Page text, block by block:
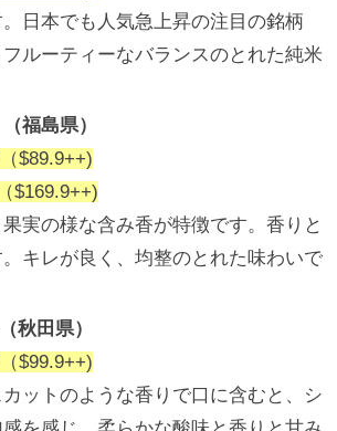
日本でも人気急上昇の注目の銘柄
ルーティーなバランスのとれた純米
福島県）
$89.9++)
$169.9++)
実の様な含み香が特徴です。香りと
キレが良く、均整のとれた味わいで
秋田県）
$99.9++)
ットのような香りで口に含むと、シ